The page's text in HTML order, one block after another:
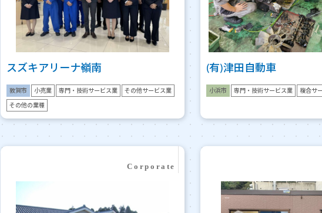
スズキアリーナ嶺南
敦賀市 小売業 専門・技術サービス業 その他サービス業
その他の業種
(有)津田自動車
小浜市 専門・技術サービス業 複合サ